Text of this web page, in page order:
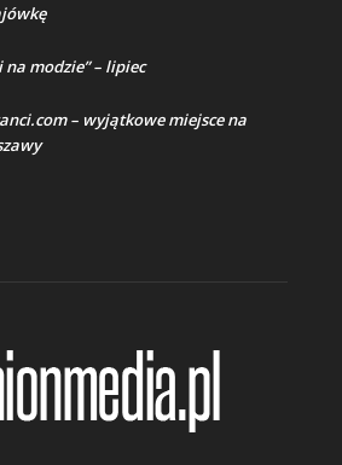
na modzie” – lipiec
– wyjątkowe miejsce na